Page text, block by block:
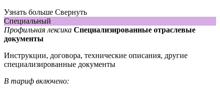
Узнать больше Свернуть
Специальный
Профильная лексика Специализированные отраслевые
документы
Инструкции, договора, технические описания, другие
специализированные документы
В тариф включено: